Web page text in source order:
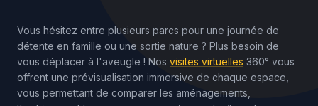
Vous hésitez entre plusieurs parcs pour une journée de
détente en famille ou une sortie nature ? Plus besoin de
vous déplacer à l'aveugle ! Nos visites virtuelles 360° vous
offrent une prévisualisation immersive de chaque espace,
vous permettant de comparer les aménagements,